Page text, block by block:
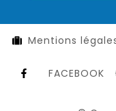
Mentions
FACEBOOK